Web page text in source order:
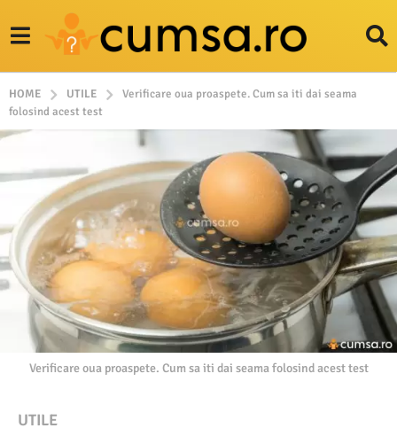
HOME UTILE
Verificare oua proaspete. Cum sa iti dai seama
folosind acest test
Verificare oua proaspete. Cum sa iti dai seama folosind acest test
2
UTILE